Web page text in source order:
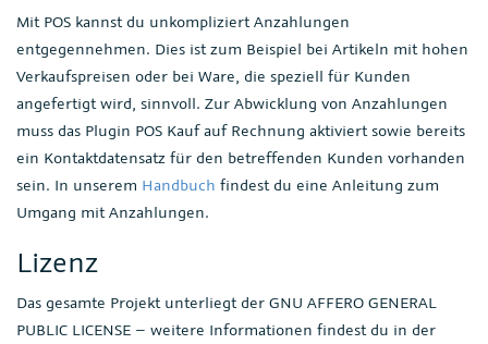
Mit POS kannst du unkompliziert Anzahlungen
entgegennehmen. Dies ist zum Beispiel bei Artikeln mit hohen
Verkaufspreisen oder bei Ware, die speziell für Kunden
angefertigt wird, sinnvoll. Zur Abwicklung von Anzahlungen
muss das Plugin POS Kauf auf Rechnung aktiviert sowie bereits
ein Kontaktdatensatz für den betreffenden Kunden vorhanden
sein. In unserem Handbuch findest du eine Anleitung zum
Umgang mit Anzahlungen.
Lizenz
Das gesamte Projekt unterliegt der GNU AFFERO GENERAL
PUBLIC LICENSE – weitere Informationen findest du in der